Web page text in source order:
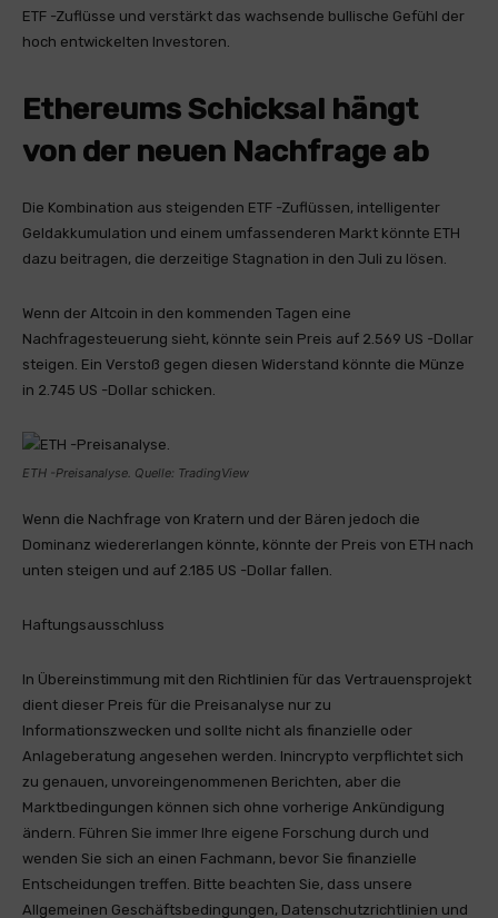
ETF -Zuflüsse und verstärkt das wachsende bullische Gefühl der
hoch entwickelten Investoren.
Ethereums Schicksal hängt
von der neuen Nachfrage ab
Die Kombination aus steigenden ETF -Zuflüssen, intelligenter
Geldakkumulation und einem umfassenderen Markt könnte ETH
dazu beitragen, die derzeitige Stagnation in den Juli zu lösen.
Wenn der Altcoin in den kommenden Tagen eine
Nachfragesteuerung sieht, könnte sein Preis auf 2.569 US -Dollar
steigen. Ein Verstoß gegen diesen Widerstand könnte die Münze
in 2.745 US -Dollar schicken.
ETH -Preisanalyse. Quelle: TradingView
Wenn die Nachfrage von Kratern und der Bären jedoch die
Dominanz wiedererlangen könnte, könnte der Preis von ETH nach
unten steigen und auf 2.185 US -Dollar fallen.
Haftungsausschluss
In Übereinstimmung mit den Richtlinien für das Vertrauensprojekt
dient dieser Preis für die Preisanalyse nur zu
Informationszwecken und sollte nicht als finanzielle oder
Anlageberatung angesehen werden. Inincrypto verpflichtet sich
zu genauen, unvoreingenommenen Berichten, aber die
Marktbedingungen können sich ohne vorherige Ankündigung
ändern. Führen Sie immer Ihre eigene Forschung durch und
wenden Sie sich an einen Fachmann, bevor Sie finanzielle
Entscheidungen treffen. Bitte beachten Sie, dass unsere
Allgemeinen Geschäftsbedingungen, Datenschutzrichtlinien und